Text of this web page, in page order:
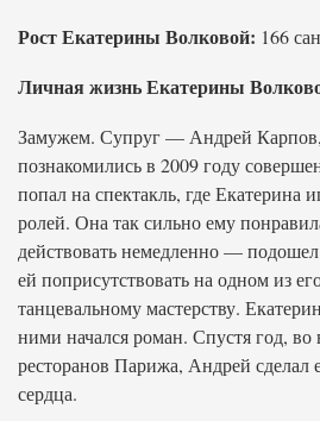
Рост Екатерины Волковой: 166
Личная жизнь Екатерины
Замужем. Супруг — Андрей
познакомились в 2009 году
попал на спектакль, где Екатерина
ролей. Она так сильно ему
действовать немедленно —
ей поприсутствовать на одном из
танцевальному мастерству.
ними начался роман. Спустя год,
ресторанов Парижа, Андрей сделал
сердца.